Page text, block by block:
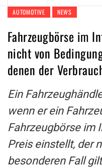
AUTOMOTIVE NEWS
Fahrzeugbörse im
nicht von
denen der
Ein
wenn er ein
Fahrzeugbörse im
Preis einstellt, der
besonderen Fall